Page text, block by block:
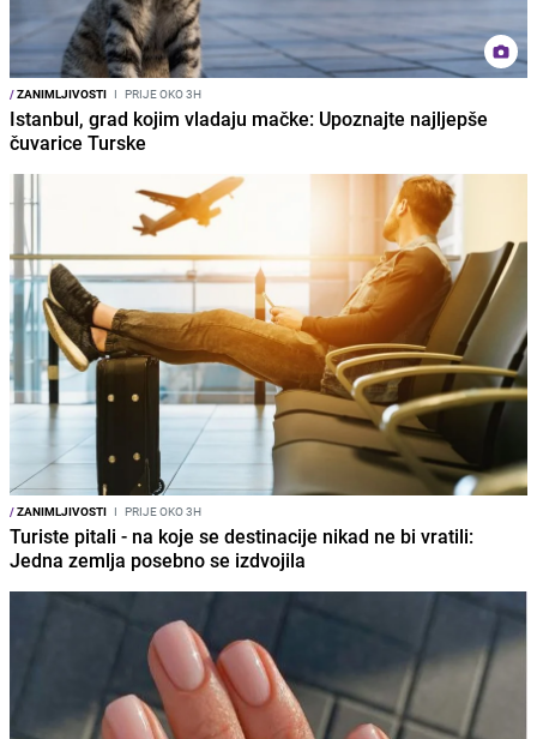
/ZANIMLJIVOSTI I PRIJE OKO 3H
Istanbul, grad kojim vladaju mačke: Upoznajte najljepše
čuvarice Turske
/ZANIMLJIVOSTI I PRIJE OKO 3H
Turiste pitali - na koje se destinacije nikad ne bi vratili:
Jedna zemlja posebno se izdvojila